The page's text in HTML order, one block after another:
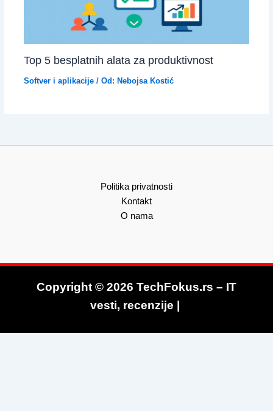
Top 5 besplatnih alata za produktivnost
Softver i aplikacije/ Od: Nebojsa Kostić
Politika privatnosti
Kontakt
O nama
Copyright © 2026 TechFokus.rs – IT
vesti, recenzije |